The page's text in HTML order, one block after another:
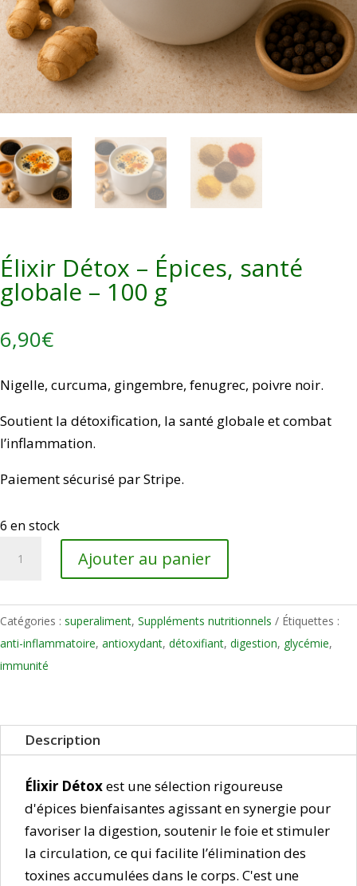
Élixir Détox – Épices, santé
globale – 100 g
6,90€
Nigelle, curcuma, gingembre, fenugrec, poivre noir.
Soutient la détoxification, la santé globale et combat
l’inflammation.
Paiement sécurisé par Stripe.
6 en stock
Détox
Épices,
-
Ajouter au panier
Catégories : superaliment, Suppléments nutritionnels
Étiquettes :
anti-inflammatoire, antioxydant, détoxifiant, digestion, glycémie,
immunité
Description
Élixir Détoxest une sélection rigoureuse
d'épices bienfaisantes agissant en synergie pour
favoriser la digestion, soutenir le foie et stimuler
la circulation, ce qui facilite l’élimination des
toxines accumulées dans le corps. C'est une